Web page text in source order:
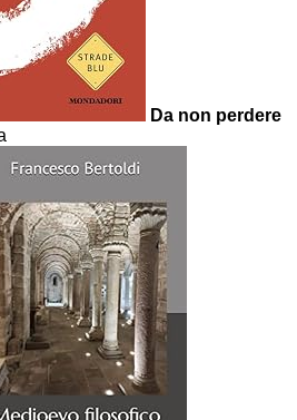
Da non perdere